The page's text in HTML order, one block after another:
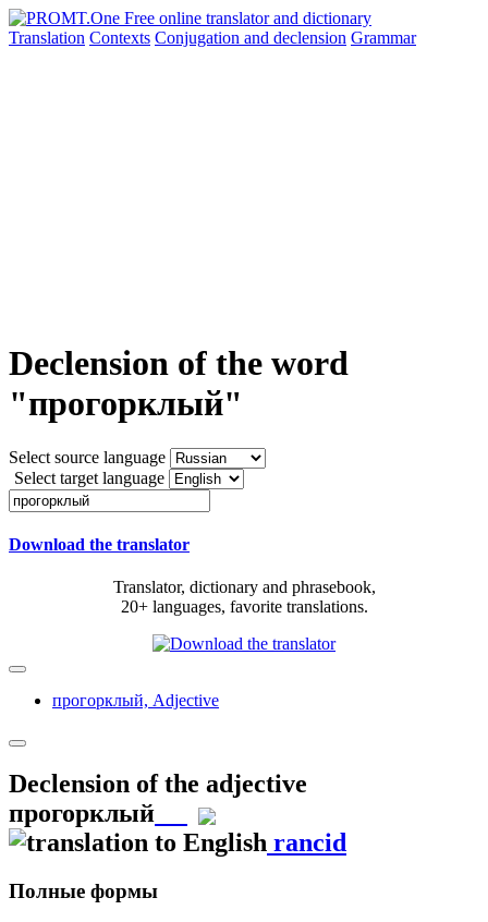
Translation Contexts Conjugation and declension Grammar
Declension of the word
"прогорклый"
Select source language
Select target language
Download the translator
Translator, dictionary and phrasebook,
20+ languages, favorite translations.
прогорклый, Adjective
Declension of the adjective
прогорклый
rancid
Полные формы